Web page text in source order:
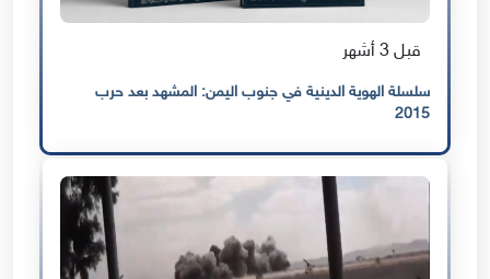
قبل 3 أشهر
سلسلة الهوية الدينية في جنوب اليمن: المشهد بعد حرب
2015